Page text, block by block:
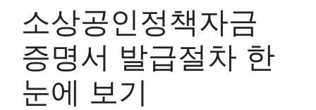
소상공인정책자금
증명서 발급절차 한
눈에 보기